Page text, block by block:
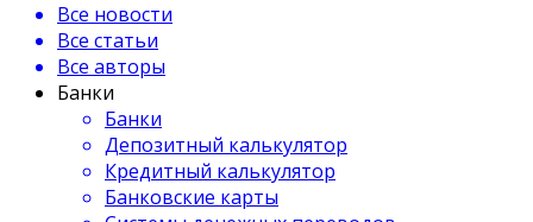
Все новости
Все статьи
Все авторы
Банки
Банки
Депозитный калькулятор
Кредитный калькулятор
Банковские карты